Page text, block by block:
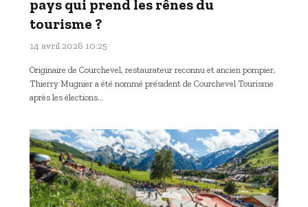
pays qui prend les rênes du
tourisme ?
14 avril 2026 10:25
Originaire de Courchevel, restaurateur reconnu et ancien pompier,
Thierry Mugnier a été nommé président de Courchevel Tourisme
après les élections…